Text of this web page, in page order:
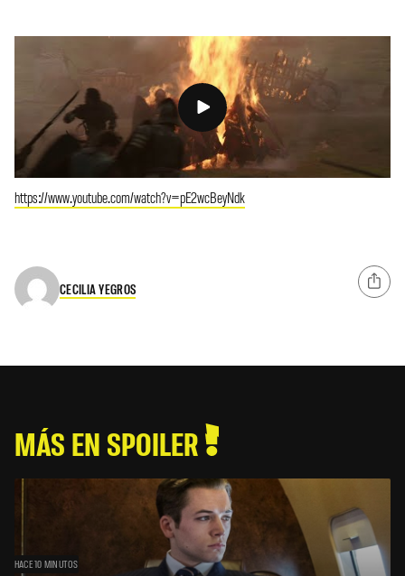
https://www.youtube.com/watch?v=pE2wcBeyNdk
CECILIA YEGROS
MÁS EN SPOILER
HACE 10 MINUTOS